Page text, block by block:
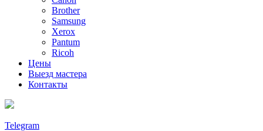
Brother
Samsung
Xerox
Pantum
Ricoh
Цены
Выезд мастера
Контакты
Telegram